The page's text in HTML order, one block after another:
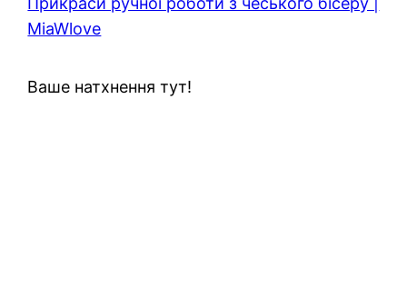
MiaWlove
Ваше натхнення тут!